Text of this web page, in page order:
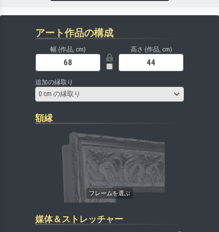
アート作品の構成
幅 (作品, cm) 高さ (作品, cm)
追加の縁取り
0 cm の縁取り
額縁
媒体＆ストレッチャー